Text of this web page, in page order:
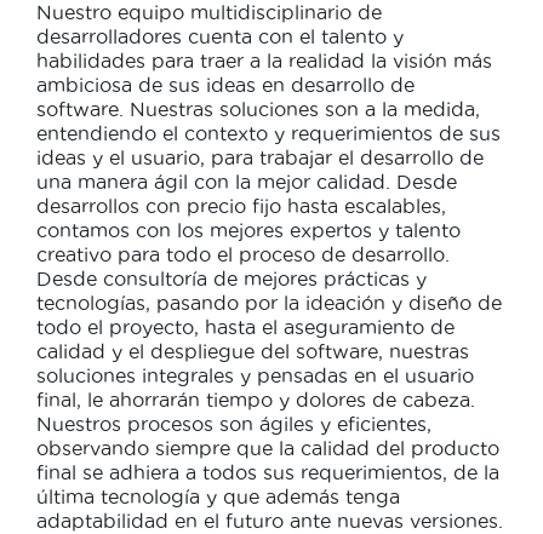
Nuestro equipo multidisciplinario de
desarrolladores cuenta con el talento y
habilidades para traer a la realidad la visión más
ambiciosa de sus ideas en desarrollo de
software. Nuestras soluciones son a la medida,
entendiendo el contexto y requerimientos de sus
ideas y el usuario, para trabajar el desarrollo de
una manera ágil con la mejor calidad. Desde
desarrollos con precio fijo hasta escalables,
contamos con los mejores expertos y talento
creativo para todo el proceso de desarrollo.
Desde consultoría de mejores prácticas y
tecnologías, pasando por la ideación y diseño de
todo el proyecto, hasta el aseguramiento de
calidad y el despliegue del software, nuestras
soluciones integrales y pensadas en el usuario
final, le ahorrarán tiempo y dolores de cabeza.
Nuestros procesos son ágiles y eficientes,
observando siempre que la calidad del producto
final se adhiera a todos sus requerimientos, de la
última tecnología y que además tenga
adaptabilidad en el futuro ante nuevas versiones.